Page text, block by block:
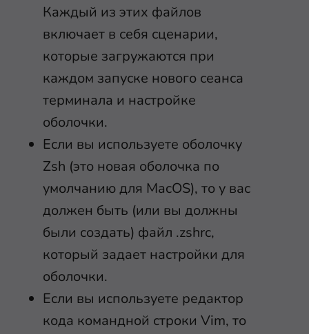
Каждый из этих файлов
включает в себя сценарии,
которые загружаются при
каждом запуске нового сеанса
терминала и настройке
оболочки.
Если вы используете оболочку
Zsh (это новая оболочка по
умолчанию для MacOS), то у вас
должен быть (или вы должны
были создать) файл .zshrc,
который задает настройки для
оболочки.
Если вы используете редактор
кода командной строки Vim, то